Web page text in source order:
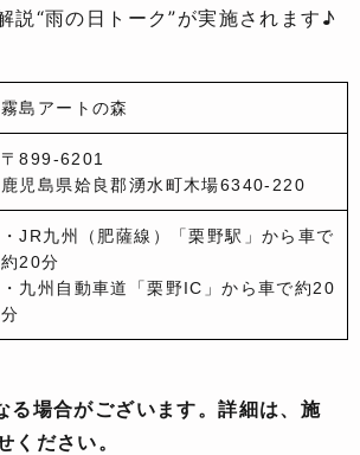
説“雨の日トーク”が実施されます♪
霧島アートの森
〒899-6201
鹿児島県姶良郡湧水町木場6340-220
・JR九州（肥薩線）「栗野駅」から車で
約20分
・九州自動車道「栗野IC」から車で約20
分
る場合がございます。詳細は、施
ください。